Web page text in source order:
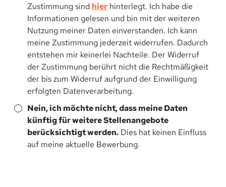
Zustimmung sind hier hinterlegt. Ich habe die
Informationen gelesen und bin mit der weiteren
Nutzung meiner Daten einverstanden. Ich kann
meine Zustimmung jederzeit widerrufen. Dadurch
entstehen mir keinerlei Nachteile. Der Widerruf
der Zustimmung berührt nicht die Rechtmäßigkeit
der bis zum Widerruf aufgrund der Einwilligung
erfolgten Datenverarbeitung.
Nein, ich möchte nicht, dass meine Daten
künftig für weitere Stellenangebote
berücksichtigt werden. Dies hat keinen Einfluss
auf meine aktuelle Bewerbung.